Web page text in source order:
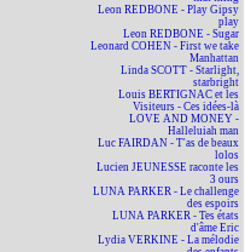
Leon REDBONE - Play Gipsy
play
Leon REDBONE - Sugar
Leonard COHEN - First we take
Manhattan
Linda SCOTT - Starlight,
starbright
Louis BERTIGNAC et les
Visiteurs - Ces idées-là
LOVE AND MONEY -
Halleluiah man
Luc FAIRDAN - T'as de beaux
lolos
Lucien JEUNESSE raconte les
3 ours
LUNA PARKER - Le challenge
des espoirs
LUNA PARKER - Tes états
d'âme Eric
Lydia VERKINE - La mélodie